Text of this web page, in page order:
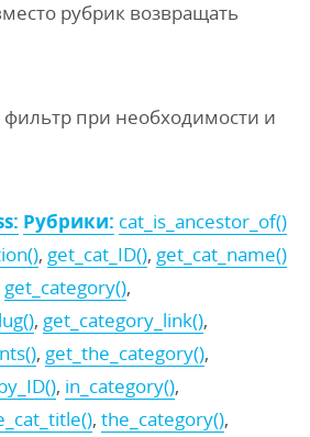
рубрик возвращать
фильтр при необходимости и
Рубрики: cat_is_ancestor_of()
, get_cat_ID(), get_cat_name()
get_category(),
, get_category_link(),
, get_the_category(),
, in_category(),
, the_category(),